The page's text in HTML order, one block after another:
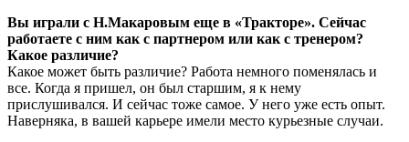
Вы играли с Н.Макаровым еще в «Тракторе». Сейчас
работаете с ним как с партнером или как с тренером?
Какое различие?
Какое может быть различие? Работа немного поменялась и
все. Когда я пришел, он был старшим, я к нему
прислушивался. И сейчас тоже самое. У него уже есть опыт.
Наверняка, в вашей карьере имели место курьезные случаи.